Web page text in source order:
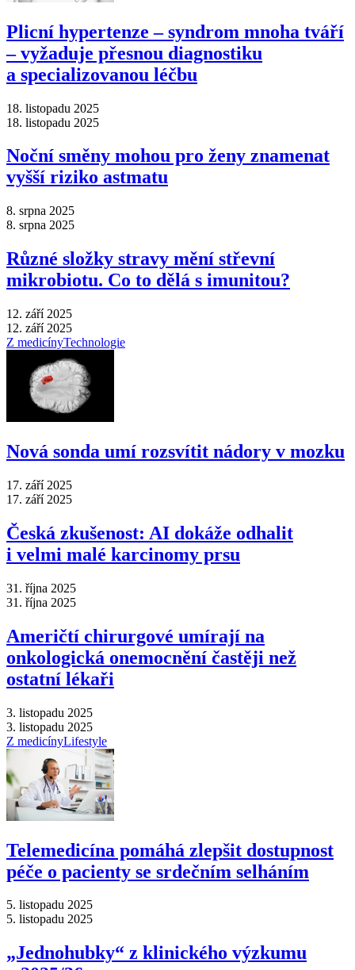
Plicní hypertenze –⁠ syndrom mnoha tváří
–⁠ vyžaduje přesnou diagnostiku
a specializovanou léčbu
18. listopadu 2025
18. listopadu 2025
Noční směny mohou pro ženy znamenat
vyšší riziko astmatu
8. srpna 2025
8. srpna 2025
Různé složky stravy mění střevní
mikrobiotu. Co to dělá s imunitou?
12. září 2025
12. září 2025
Z medicínyTechnologie
Nová sonda umí rozsvítit nádory v mozku
17. září 2025
17. září 2025
Česká zkušenost: AI dokáže odhalit
i velmi malé karcinomy prsu
31. října 2025
31. října 2025
Američtí chirurgové umírají na
onkologická onemocnění častěji než
ostatní lékaři
3. listopadu 2025
3. listopadu 2025
Z medicínyLifestyle
Telemedicína pomáhá zlepšit dostupnost
péče o pacienty se srdečním selháním
5. listopadu 2025
5. listopadu 2025
„Jednohubky“ z klinického výzkumu